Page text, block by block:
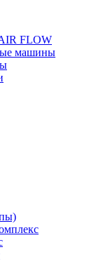
FLOW
машины